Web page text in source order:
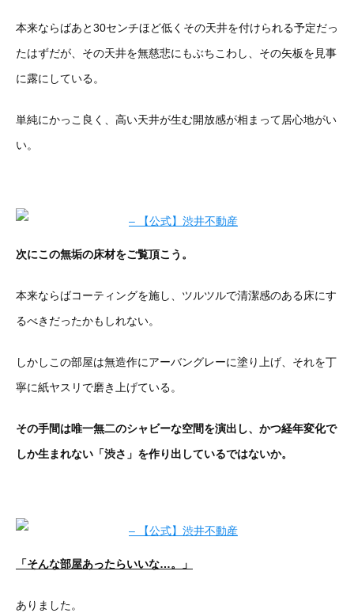
本来ならばあと30センチほど低くその天井を付けられる予定だっ
たはずだが、その天井を無慈悲にもぶちこわし、その矢板を見事
に露にしている。
単純にかっこ良く、高い天井が生む開放感が相まって居心地がい
い。
次にこの無垢の床材をご覧頂こう。
本来ならばコーティングを施し、ツルツルで清潔感のある床にす
るべきだったかもしれない。
しかしこの部屋は無造作にアーバングレーに塗り上げ、それを丁
寧に紙ヤスリで磨き上げている。
その手間は唯一無二のシャビーな空間を演出し、かつ経年変化で
しか生まれない「渋さ」を作り出しているではないか。
「そんな部屋あったらいいな…。」
ありました。